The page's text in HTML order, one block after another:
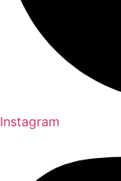
Instagram